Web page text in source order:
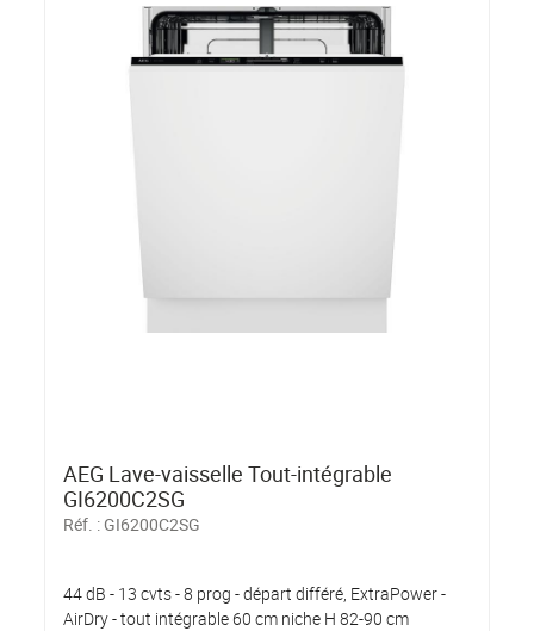
AEG Lave-vaisselle Tout-intégrable
GI6200C2SG
Réf. : GI6200C2SG
44 dB - 13 cvts - 8 prog - départ différé, ExtraPower -
AirDry - tout intégrable 60 cm niche H 82-90 cm